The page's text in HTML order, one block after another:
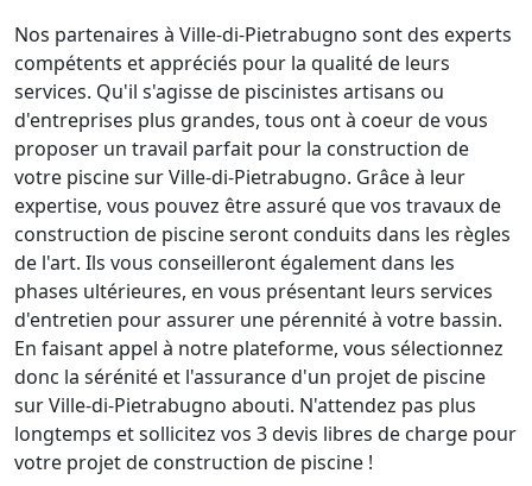
Nos partenaires à Ville-di-Pietrabugno sont des experts
compétents et appréciés pour la qualité de leurs
services. Qu'il s'agisse de piscinistes artisans ou
d'entreprises plus grandes, tous ont à coeur de vous
proposer un travail parfait pour la construction de
votre piscine sur Ville-di-Pietrabugno. Grâce à leur
expertise, vous pouvez être assuré que vos travaux de
construction de piscine seront conduits dans les règles
de l'art. Ils vous conseilleront également dans les
phases ultérieures, en vous présentant leurs services
d'entretien pour assurer une pérennité à votre bassin.
En faisant appel à notre plateforme, vous sélectionnez
donc la sérénité et l'assurance d'un projet de piscine
sur Ville-di-Pietrabugno abouti. N'attendez pas plus
longtemps et sollicitez vos 3 devis libres de charge pour
votre projet de construction de piscine !